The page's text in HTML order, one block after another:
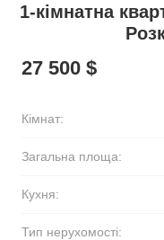
1-кімнатна
27 500 $
Кімнат:
Загальна площа:
Кухня:
Тип нерухомості: